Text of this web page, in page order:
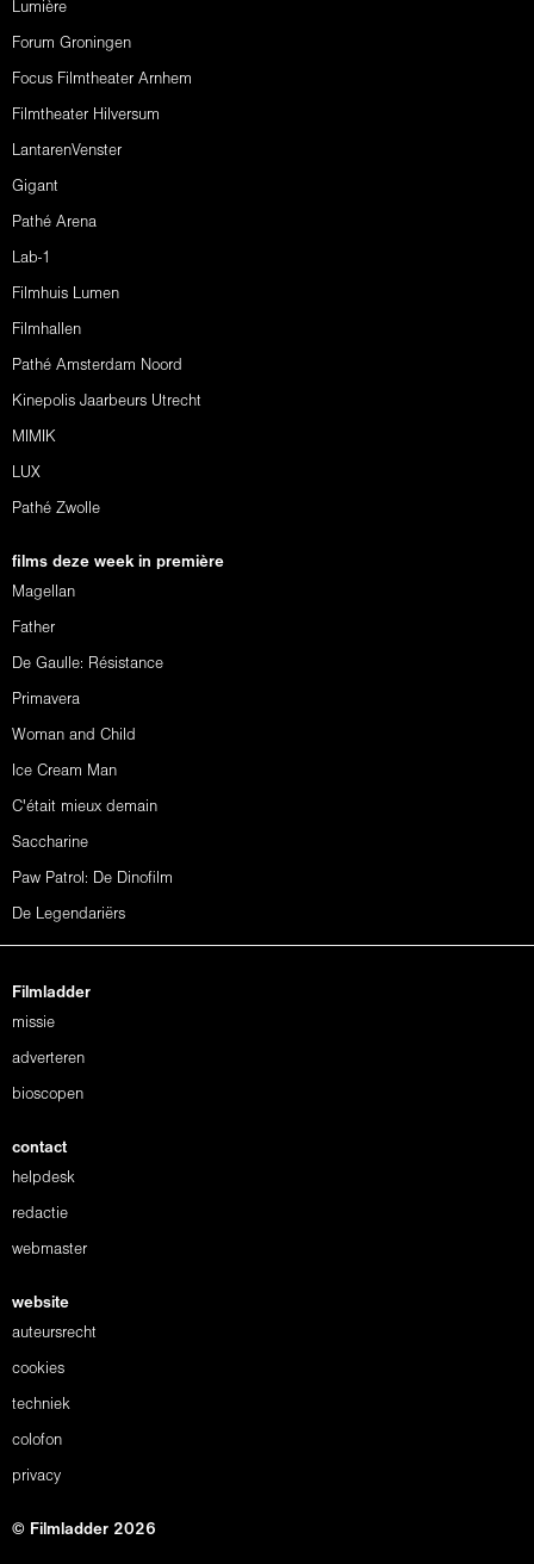
Lumière
Forum Groningen
Focus Filmtheater Arnhem
Filmtheater Hilversum
LantarenVenster
Gigant
Pathé Arena
Lab-1
Filmhuis Lumen
Filmhallen
Pathé Amsterdam Noord
Kinepolis Jaarbeurs Utrecht
MIMIK
LUX
Pathé Zwolle
films deze week in première
Magellan
Father
De Gaulle: Résistance
Primavera
Woman and Child
Ice Cream Man
C'était mieux demain
Saccharine
Paw Patrol: De Dinofilm
De Legendariërs
Filmladder
missie
adverteren
bioscopen
contact
helpdesk
redactie
webmaster
website
auteursrecht
cookies
techniek
colofon
privacy
© Filmladder 2026